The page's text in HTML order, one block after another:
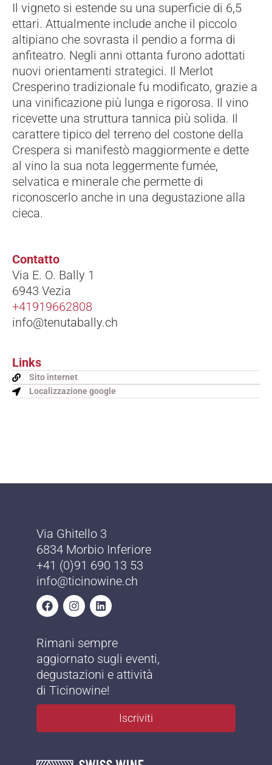
Il vigneto si estende su una superficie di 6,5
ettari. Attualmente include anche il piccolo
altipiano che sovrasta il pendio a forma di
anfiteatro. Negli anni ottanta furono adottati
nuovi orientamenti strategici. Il Merlot
Cresperino tradizionale fu modificato, grazie a
una vinificazione più lunga e rigorosa. Il vino
ricevette una struttura tannica più solida. Il
carattere tipico del terreno del costone della
Crespera si manifestò maggiormente e dette
al vino la sua nota leggermente fumée,
selvatica e minerale che permette di
riconoscerlo anche in una degustazione alla
cieca.
Contatto
Via E. O. Bally 1
6943 Vezia
+41919662808
info@tenutabally.ch
Links
Sito internet
Localizzazione google
Via Ghitello 3
6834 Morbio Inferiore
+41 (0)91 690 13 53
info@ticinowine.ch
Rimani sempre
aggiornato sugli eventi,
degustazioni e attività
di Ticinowine!
Iscriviti